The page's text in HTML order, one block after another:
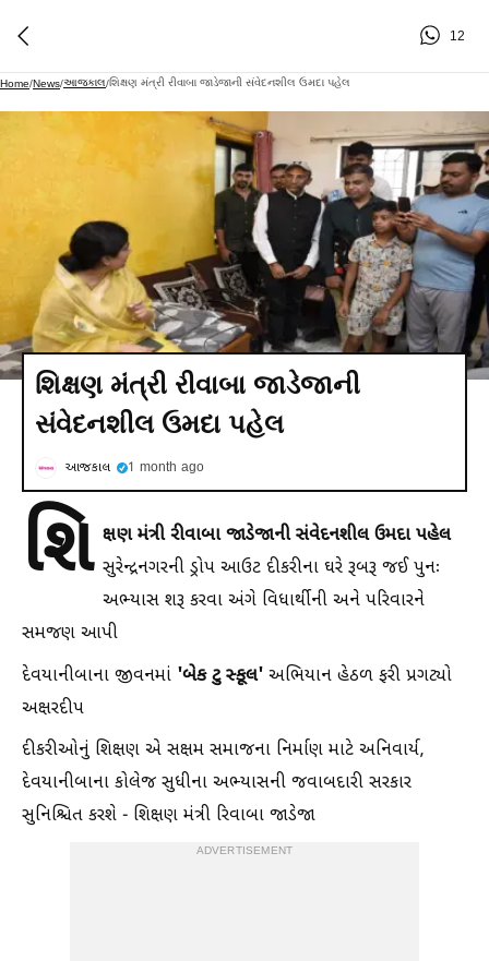
12
Home/News/આજકાલ/શિક્ષણ મંત્રી રીવાબા જાડેજાની સંવેદનશીલ ઉમદા પહેલ
શિક્ષણ મંત્રી રીવાબા જાડેજાની
સંવેદનશીલ ઉમદા પહેલ
આજકાલ 1 month ago
શિ ક્ષણ મંત્રી રીવાબા જાડેજાની સંવેદનશીલ ઉમદા પહેલ​​​​​​​​​​​​​​
સુરેન્દ્રનગરની ડ્રોપ આઉટ દીકરીના ઘરે રૂબરૂ જઈ પુનઃ
અભ્યાસ શરૂ કરવા અંગે વિધાર્થીની અને પરિવારને
સમજણ આપી
દેવયાનીબાના જીવનમાં 'બેક ટુ સ્કૂલ' અભિયાન હેઠળ ફરી પ્રગટ્યો
અક્ષરદીપ
દીકરીઓનું શિક્ષણ એ સક્ષમ સમાજના નિર્માણ માટે અનિવાર્ય,
દેવયાનીબાના કોલેજ સુધીના અભ્યાસની જવાબદારી સરકાર
સુનિશ્ચિત કરશે - શિક્ષણ મંત્રી રિવાબા જાડેજા
ADVERTISEMENT